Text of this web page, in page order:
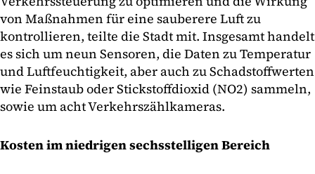
von Maßnahmen für eine sauberere Luft zu
kontrollieren, teilte die Stadt mit. Insgesamt handelt
es sich um neun Sensoren, die Daten zu Temperatur
und Luftfeuchtigkeit, aber auch zu Schadstoffwerten
wie Feinstaub oder Stickstoffdioxid (NO2) sammeln,
sowie um acht Verkehrszählkameras.
Kosten im niedrigen sechsstelligen Bereich